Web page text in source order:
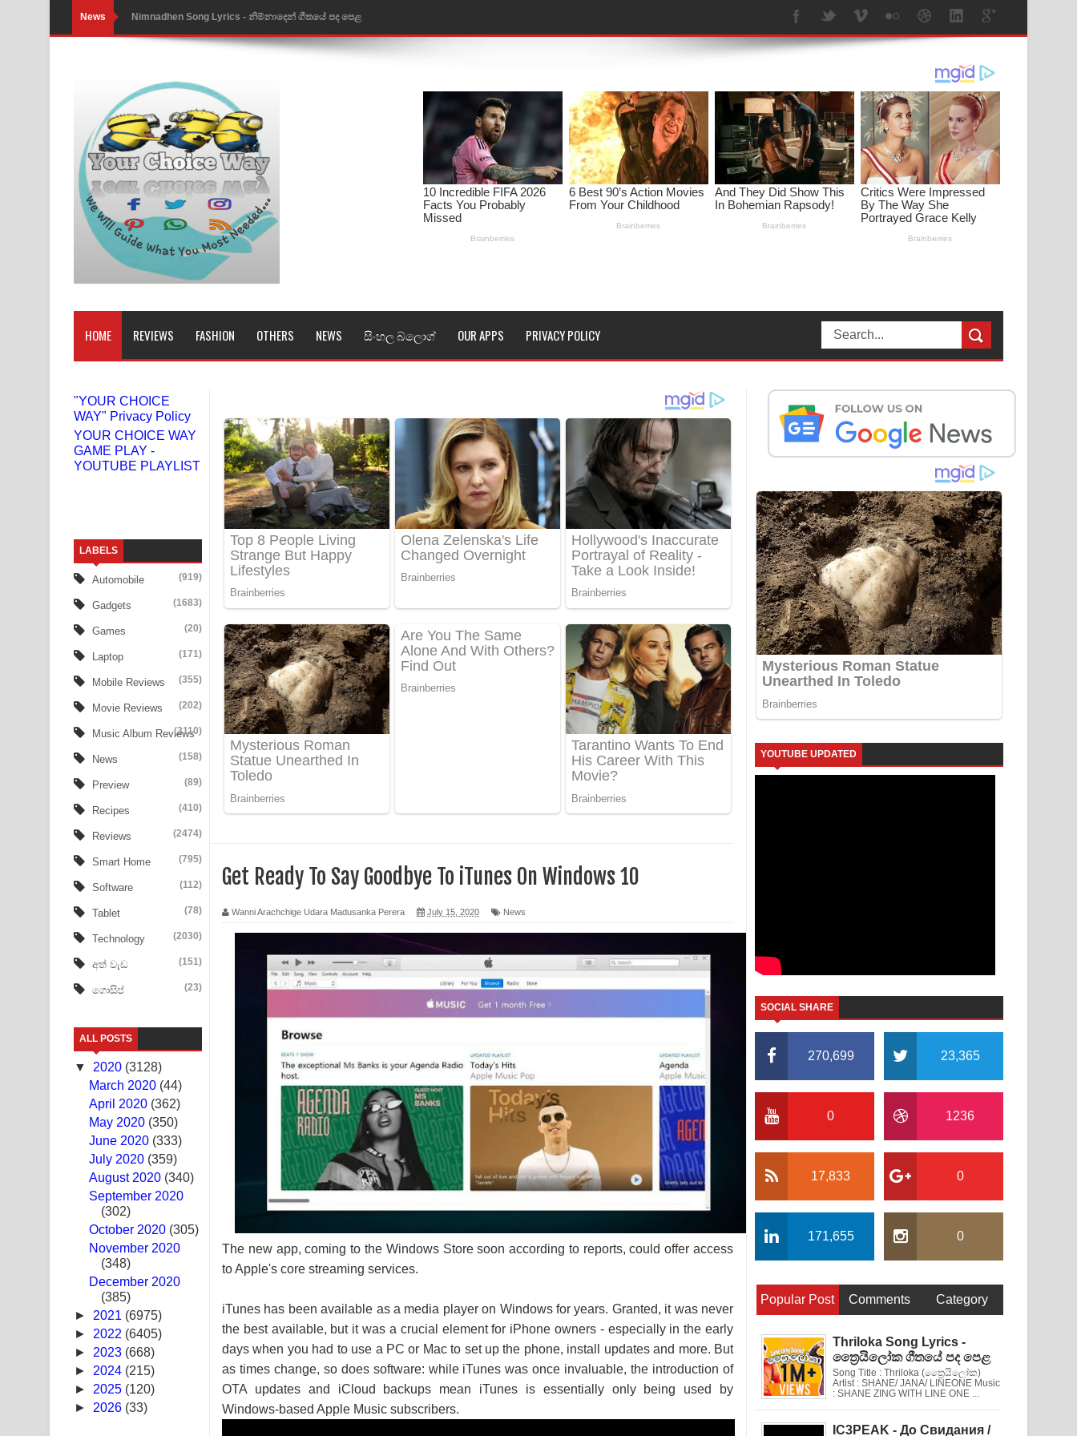
News Nimnadhen Song Lyrics - නිම්නාදෙන් ගීතයේ පද පෙළ
Obamai Mage Adare Song Lyrics - ඔබමයි මගේ ආදරේ ගීතයේ පද පෙළ
Pansal Gihin Song Lyrics - පන්සල් ගිහිං ගීතයේ පද පෙළ
Ankeliya Song Lyrics - අංකෙළිය ගීතයේ පද පෙළ
DEAR GOD Song Lyrics - ඩියර් ගෝඩ් ගීතයේ පද පෙළ
MANAMALA KATHA Song Lyrics - මනමාල කතා ගීතයේ පද පෙළ
Dai Dai Lyrics - Shakira, Burna Boy | 2026 football world cup song lyrics
Lassana Amma Song Lyrics - ලස්සන අම්මා ගීතයේ පද පෙළ
Gemak Deela Song Lyrics - ගේමක් දීලා ගීතයේ පද පෙළ
Doni Song Lyrics - දෝණි ගීතයේ පද පෙළ
Benthara Palame Song Lyrics - බෙන්තර පාලමේ ගීතයේ පද පෙළ
Sanda Babalena Song Lyrics - සඳ බැබලෙන ගීතයේ පද පෙළ
Adare Wadi Nisa Song Lyrics - ආදරේ වැඩි නිසා ගීතයේ පද පෙළ
UNUHUMA Song Lyrics - උණුහුම ගීතයේ පද පෙළ
Katakara Song Lyrics - කටකාර ගීතයේ පද පෙළ
Tharu Yaye Dilena Song Lyrics - තරු යායේ දිලෙනා ගීතයේ පද පෙළ
Ow Man Sosa Song Lyrics - ඔව් මං සෝසා ගීතයේ පද පෙළ
Heavy Weight Song Lyrics
Aye Lanweela Song Lyrics - ආයේ ලංවීලා ගීතයේ පද පෙළ
Ala purannata Song Lyrics - ආල පුරන්නට ගීතයේ පද පෙළ
Apa Hamuwee Song Lyrics - අප හමුවී ගීතයේ පද පෙළ
PATHINIYE Song Lyrics - පතිනියනේ ගීතයේ පද පෙළ
Sorry Sir Song Lyrics - සොරි සර් ගීතයේ පද පෙළ
Mathaka Aluthin Liyanna Song Lyrics - මතක අලුතින් ලියන්න ගීතයේ පද පෙළ
Sandak Awith Song Lyrics - සඳක් ඇවිත් ගීතයේ පද පෙළ
Swetha Sande Song Lyrics - ශ්වේත සඳේ ගීතයේ පද පෙළ
Ma Igili Giya Lyrics - මා ඉගිලී ගියා ගීතයේ පද පෙළ
Ras Balan Song Lyrics - රැස් බලන් ගීතයේ පද පෙළ
Hoda sihiyen Song Lyrics - හොද සිහියෙන් ගීතයේ පද පෙළ
Awanken Song Lyrics - අවංකෙන් ගීතයේ පද පෙළ
Pa Sina Song Lyrics - පෑ සිනා ගීතයේ පද පෙළ
Pemwanthiye Song Lyrics - පෙම්වන්තියේ ගීතයේ පද පෙළ
Manobhawa Song Lyrics - මනෝභව ගීතයේ පද පෙළ
Raawaya Song Lyrics - රාවය ගීතයේ පද පෙළ
Saddeta Denna Song Lyrics - සද්දෙට දෙන්න ගීතයේ පද පෙළ
Kaalaya Song Lyrics - කාලය ගීතයේ පද පෙළ
HOME REVIEWS FASHION OTHERS NEWS සිංහල බ්ලොග් OUR APPS PRIVACY POLICY
"YOUR CHOICE
WAY" Privacy Policy
YOUR CHOICE WAY
GAME PLAY -
YOUTUBE PLAYLIST
LABELS
Automobile (919)
Gadgets (1683)
Games (20)
Laptop (171)
Mobile Reviews (355)
Movie Reviews (202)
Music Album Reviews
(3110)
News (158)
Preview (89)
Recipes (410)
Reviews (2474)
Smart Home (795)
Software (112)
Tablet (78)
Technology (2030)
අත් වැඩ (151)
ගොසිප් (23)
ALL POSTS
▼ 2020 (3128)
March 2020 (44)
April 2020 (362)
May 2020 (350)
June 2020 (333)
July 2020 (359)
August 2020 (340)
September 2020
(302)
October 2020 (305)
November 2020
(348)
December 2020
(385)
► 2021 (6975)
► 2022 (6405)
► 2023 (668)
► 2024 (215)
► 2025 (120)
► 2026 (33)
Get Ready To Say Goodbye To iTunes On Windows 10
Wanni Arachchige Udara Madusanka Perera July 15, 2020 News
The new app, coming to the Windows Store soon according to reports, could offer access
to Apple's core streaming services.
iTunes has been available as a media player on Windows for years. Granted, it was never
the best available, but it was a crucial element for iPhone owners - especially in the early
days when you had to use a PC or Mac to set up the phone, install updates and more. But
as times change, so does software: while iTunes was once invaluable, the introduction of
OTA updates and iCloud backups mean iTunes is essentially only being used by
Windows-based Apple Music subscribers.
YOUTUBE UPDATED
SOCIAL SHARE
270,699 23,365
0 1236
17,833 0
171,655 0
Popular Post Comments Category
Thriloka Song Lyrics -
ත්‍රෛයිලෝක ගීතයේ පද පෙළ
Song Title : Thriloka (ත්‍රෛයිලෝක)
Artist : SHANE/ JANA/ LINEONE Music
: SHANE ZING WITH LINE ONE ...
IC3PEAK - До Свидания /